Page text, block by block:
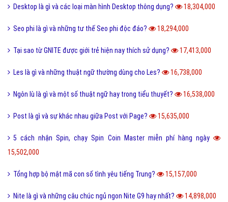
Desktop là gì và các loại màn hình Desktop thông dụng? 18,304,000
Seo phi là gì và những tư thế Seo phi độc đáo? 18,294,000
Tại sao từ GNITE được giới trẻ hiện nay thích sử dụng? 17,413,000
Les là gì và những thuật ngữ thường dùng cho Les? 16,738,000
Ngôn lù là gì và một số thuật ngữ hay trong tiểu thuyết? 16,538,000
Post là gì và sự khác nhau giữa Post với Page? 15,635,000
5 cách nhận Spin, chạy Spin Coin Master miễn phí hàng ngày
15,502,000
Tổng hợp bộ mật mã con số tình yêu tiếng Trung? 15,157,000
Nite là gì và những câu chúc ngủ ngon Nite G9 hay nhất? 14,898,000